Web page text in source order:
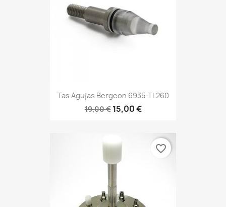
Tas Agujas Bergeon 6935-TL260
19,00 € 15,00 €
favorite_border